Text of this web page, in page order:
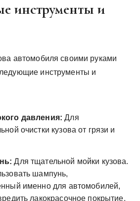
инструменты и
автомобиля своими руками
инструменты и
давления: Для
очистки кузова от грязи и
Для тщательной мойки кузова.
шампунь,
именно для автомобилей,
лакокрасочное покрытие.